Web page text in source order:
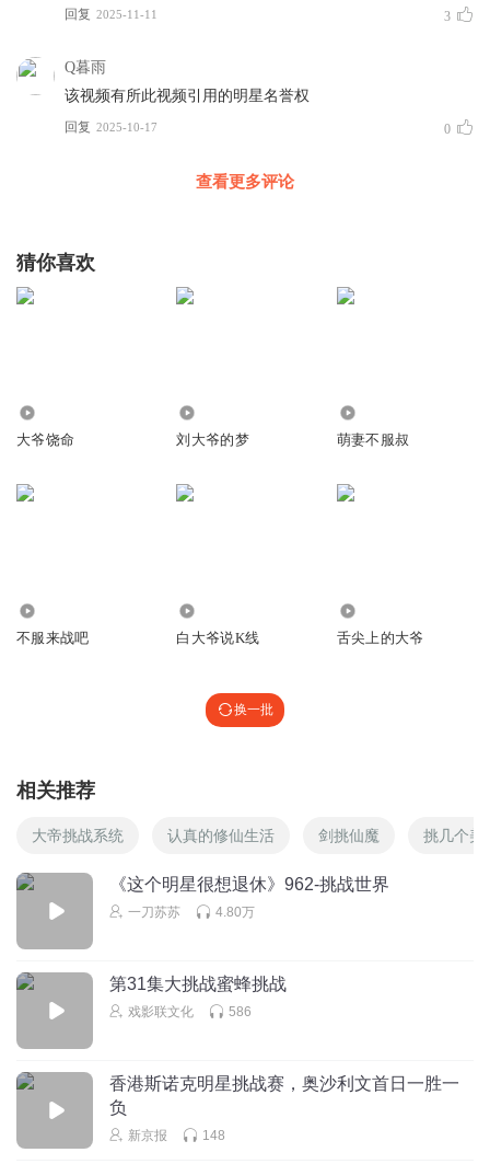
回复 2025-11-11 3
Q暮雨
该视频有所此视频引用的明星名誉权
回复 2025-10-17 0
查看更多评论
猜你喜欢
大爷饶命 刘大爷的梦 萌妻不服叔
不服来战吧 白大爷说K线 舌尖上的大爷
换一批
相关推荐
大帝挑战系统 认真的修仙生活 剑挑仙魔 挑几个美
《这个明星很想退休》962-挑战世界
一刀苏苏 4.80万
第31集大挑战蜜蜂挑战
戏影联文化 586
香港斯诺克明星挑战赛，奥沙利文首日一胜一
负
新京报 148